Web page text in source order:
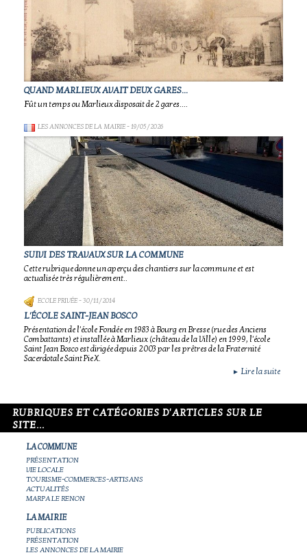
QUAND MARLIEUX AVAIT DEUX GARES...
Fût un temps ou Marlieux disposait de 2 gares....
LES ANNONCES DE LA MAIRIE- 19/05/2026
SUIVI DES TRAVAUX SUR LA COMMUNE
Cette rubrique donne un aperçu des chantiers sur la commune et est
actualisée très régulièrement..
ECOLE PRIVÉE- 30/11/2014
L'ÉCOLE SAINT-JEAN BOSCO
Présentation de l'école Fondée en 1983 à Bourg en Bresse (rue des Anciens
Combattants) et installée à Marlieux (château de la Ville) en 1999, l'école
Saint Jean Bosco est dirigée depuis 2003 par les prêtres de la Fraternité
Sacerdotale Saint Pie X.
► Lire la suite
RUBRIQUES ET CATÉGORIES D'ARTICLES SUR LE
SITE...
LA COMMUNE
PRÉSENTATION
VIE LOCALE
TOURISME-COMMERCES-ARTISANS
ACTUALITÉS
MARPA LE RENON
LA MAIRIE
PUBLICATIONS
PRÉSENTATION
LES ANNONCES DE LA MAIRIE